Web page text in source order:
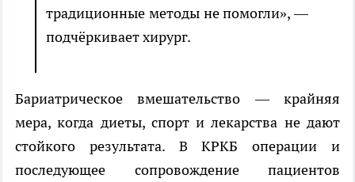
традиционные методы не помогли», —
подчёркивает хирург.
Бариатрическое вмешательство — крайняя
мера, когда диеты, спорт и лекарства не дают
стойкого результата. В КРКБ операции и
последующее сопровождение пациентов